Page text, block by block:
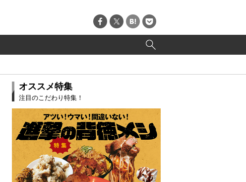
オススメ特集
注目のこだわり特集！